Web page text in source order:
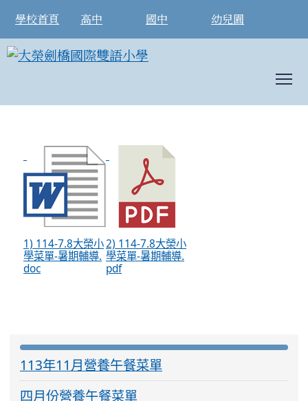
學校首頁 高中 國中 幼兒園
1) 114-7.8大榮小
學菜單-暑期輔導.
doc
2) 114-7.8大榮小
學菜單-暑期輔導.
pdf
113年11月營養午餐菜單
四月份營養午餐菜單